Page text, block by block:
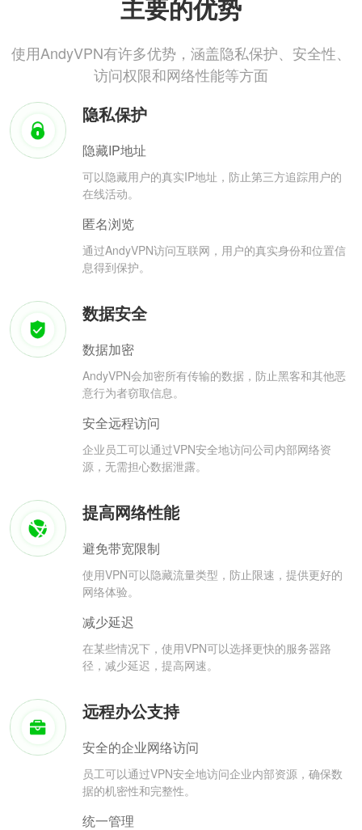
主要的优势
使用AndyVPN有许多优势，涵盖隐私保护、安全性、
访问权限和网络性能等方面
隐私保护
隐藏IP地址
可以隐藏用户的真实IP地址，防止第三方追踪用户的
在线活动。
匿名浏览
通过AndyVPN访问互联网，用户的真实身份和位置信
息得到保护。
数据安全
数据加密
AndyVPN会加密所有传输的数据，防止黑客和其他恶
意行为者窃取信息。
安全远程访问
企业员工可以通过VPN安全地访问公司内部网络资
源，无需担心数据泄露。
提高网络性能
避免带宽限制
使用VPN可以隐藏流量类型，防止限速，提供更好的
网络体验。
减少延迟
在某些情况下，使用VPN可以选择更快的服务器路
径，减少延迟，提高网速。
远程办公支持
安全的企业网络访问
员工可以通过VPN安全地访问企业内部资源，确保数
据的机密性和完整性。
统一管理